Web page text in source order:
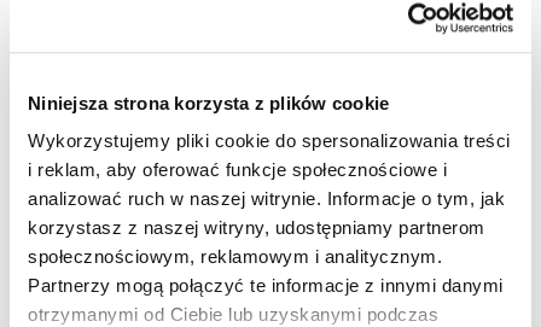
Niniejsza strona korzysta z plików cookie
Wykorzystujemy pliki cookie do spersonalizowania treści
i reklam, aby oferować funkcje społecznościowe i
analizować ruch w naszej witrynie. Informacje o tym, jak
korzystasz z naszej witryny, udostępniamy partnerom
społecznościowym, reklamowym i analitycznym.
Partnerzy mogą połączyć te informacje z innymi danymi
otrzymanymi od Ciebie lub uzyskanymi podczas
budynek Kwiatkowskiego 4b
Grudzień 2020
2
Cena lokalu
485 700 zł
Cena lokalu / m
14 210 zł
Wykończenie:
10 000 zł
Standard
DO ZAMIESZKANIA